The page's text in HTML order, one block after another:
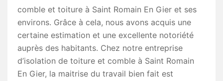
comble et toiture à Saint Romain En Gier et ses
environs. Grâce à cela, nous avons acquis une
certaine estimation et une excellente notoriété
auprès des habitants. Chez notre entreprise
d’isolation de toiture et comble à Saint Romain
En Gier, la maitrise du travail bien fait est